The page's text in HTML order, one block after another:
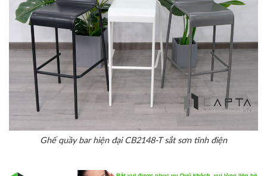
Ghế quầy bar hiện đại CB2148-T sắt sơn tĩnh điện